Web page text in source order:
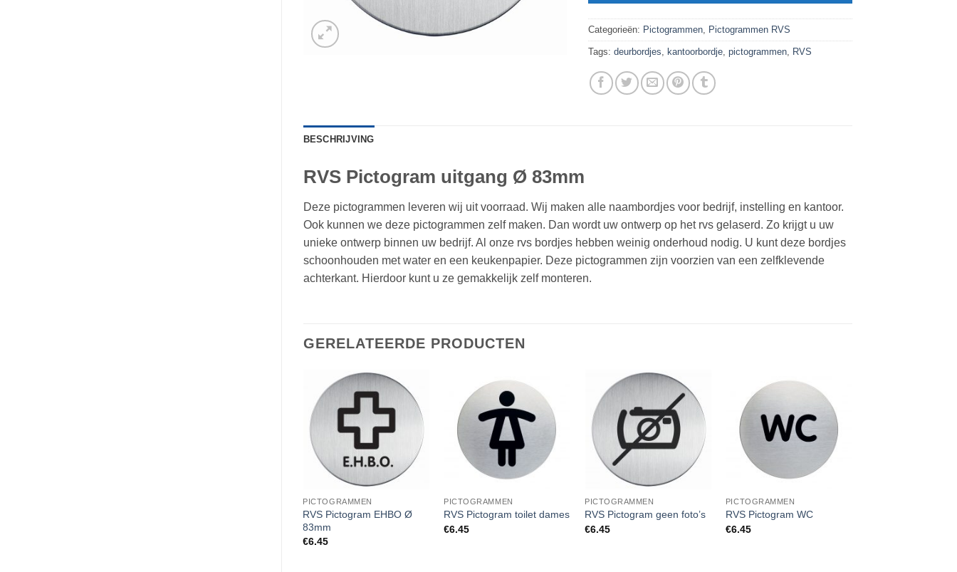
Categorieën: Pictogrammen Pictogrammen RVS
Tags:deurbordjes ,kantoorbordje ,pictogrammen RVS
BESCHRIJVING
RVS Pictogram uitgang Ø 83mm
Deze pictogrammen leveren wij uit voorraad. Wij maken alle naambordjes voor bedrijf, instelling en kantoor.
Ook kunnen we deze pictogrammen zelf maken. Dan wordt uw ontwerp op het rvs gelaserd. Zo krijgt u uw
unieke ontwerp binnen uw bedrijf. Al onze rvs bordjes hebben weinig onderhoud nodig. U kunt deze bordjes
schoonhouden met water en een keukenpapier. Deze pictogrammen zijn voorzien van een zelfklevende
achterkant. Hierdoor kunt u ze gemakkelijk zelf monteren.
GERELATEERDE PRODUCTEN
PICTOGRAMMEN
RVS Pictogram EHBO Ø
83mm
€6.45
PICTOGRAMMEN
RVS Pictogram toilet dames
€6.45
PICTOGRAMMEN
RVS Pictogram geen foto’s
€6.45
PICTOGRAMMEN
RVS Pictogram WC
€6.45